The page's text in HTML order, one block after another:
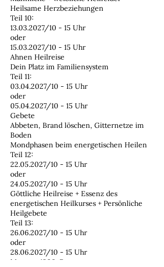
Heilsame Herzbeziehungen
Teil 10:
13.03.2027/10 - 15 Uhr
oder
15.03.2027/10 - 15 Uhr
Ahnen Heilreise
Dein Platz im Familiensystem
Teil 11:
03.04.2027/10 - 15 Uhr
oder
05.04.2027/10 - 15 Uhr
Gebete
Abbeten, Brand löschen, Gitternetze im
Boden
Mondphasen beim energetischen Heilen
Teil 12:
22.05.2027/10 - 15 Uhr
oder
24.05.2027/10 - 15 Uhr
Göttliche Heilreise + Essenz des
energetischen Heilkurses + Persönliche
Heilgebete
Teil 13:
26.06.2027/10 - 15 Uhr
oder
28.06.2027/10 - 15 Uhr
Montag: 1300 €